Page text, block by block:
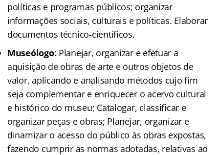
políticas e programas públicos; organizar
informações sociais, culturais e políticas. Elaborar
documentos técnico-científicos.
Museólogo: Planejar, organizar e efetuar a
aquisição de obras de arte e outros objetos de
valor, aplicando e analisando métodos cujo fim
seja complementar e enriquecer o acervo cultural
e histórico do museu; Catalogar, classificar e
organizar peças e obras; Planejar, organizar e
dinamizar o acesso do público às obras expostas,
fazendo cumprir as normas adotadas, relativas ao